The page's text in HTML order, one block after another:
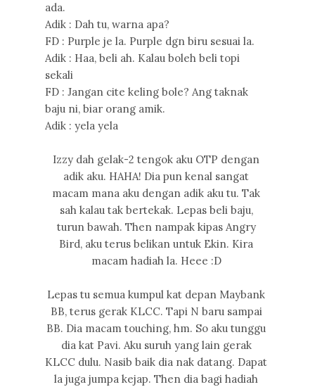
ada.
Adik : Dah tu, warna apa?
FD : Purple je la. Purple dgn biru sesuai la.
Adik : Haa, beli ah. Kalau boleh beli topi
sekali
FD : Jangan cite keling bole? Ang taknak
baju ni, biar orang amik.
Adik : yela yela
Izzy dah gelak-2 tengok aku OTP dengan
adik aku. HAHA! Dia pun kenal sangat
macam mana aku dengan adik aku tu. Tak
sah kalau tak bertekak. Lepas beli baju,
turun bawah. Then nampak kipas Angry
Bird, aku terus belikan untuk Ekin. Kira
macam hadiah la. Heee :D
Lepas tu semua kumpul kat depan Maybank
BB, terus gerak KLCC. Tapi N baru sampai
BB. Dia macam touching, hm. So aku tunggu
dia kat Pavi. Aku suruh yang lain gerak
KLCC dulu. Nasib baik dia nak datang. Dapat
la juga jumpa kejap. Then dia bagi hadiah